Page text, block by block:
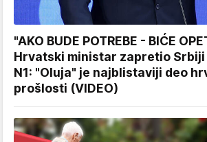
"AKO BUDE POTREBE - BIĆE
Hrvatski ministar zapretio Srbiji
N1: "Oluja" je najblistaviji deo
prošlosti (VIDEO)